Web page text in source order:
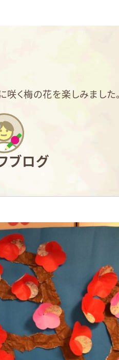
く梅の花を楽しみました
ブログ